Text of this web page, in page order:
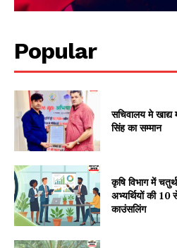
Company
Popular
सचिवालय मे
सिंह का सम्मान
कृषि विभाग में
अभ्यर्थियों की
काउंसलिंग